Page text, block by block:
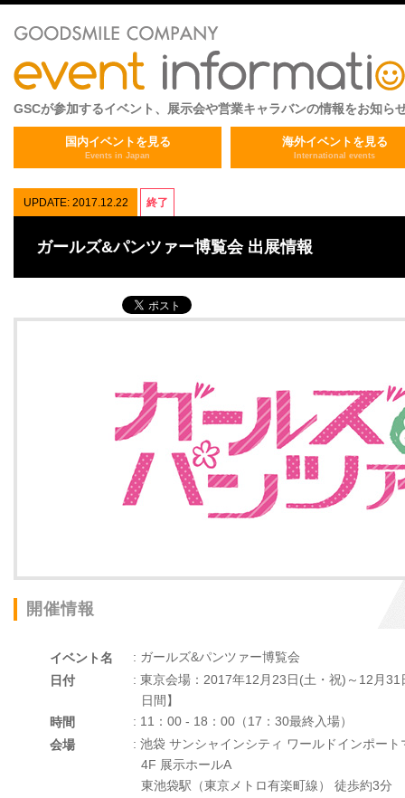
GSCが参加するイベント、展示会や営業キャラバンの情報をお知ら
国内イベントを見る
Events in Japan
海外イベントを見る
International events
UPDATE: 2017.12.22 終了
ガールズ&パンツァー博覧会 出展情報
開催情報
イベント名
: ガールズ&パンツァー博覧会
日付
: 東京会場：2017年12月23日(土・祝)～12月31
日間】
時間
: 11：00 - 18：00（17：30最終入場）
会場
: 池袋 サンシャインシティ ワールドインポート
4F 展示ホールA
東池袋駅（東京メトロ有楽町線） 徒歩約3分